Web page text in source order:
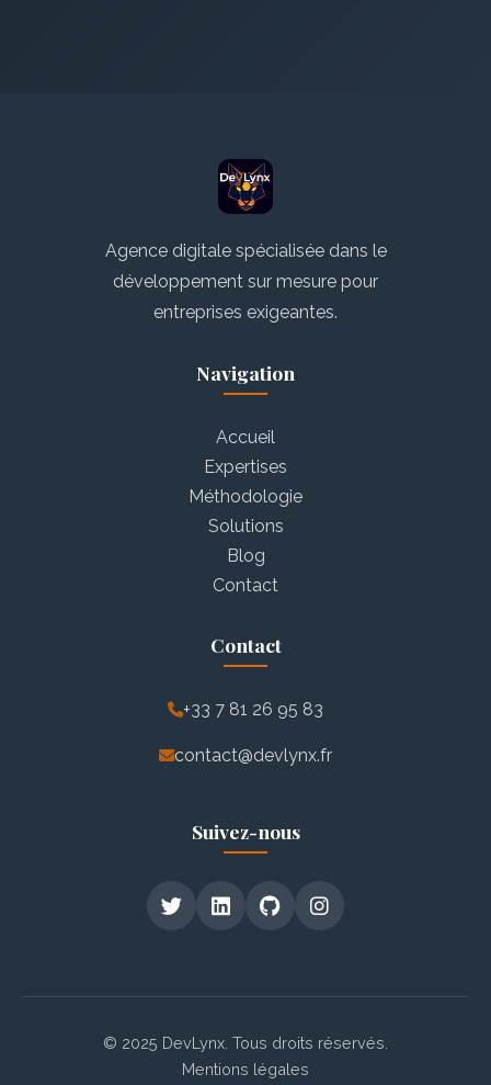
Agence digitale spécialisée dans le
développement sur mesure pour
entreprises exigeantes.
Navigation
Accueil
Expertises
Méthodologie
Solutions
Blog
Contact
Contact
+33 7 81 26 95 83
contact@devlynx.fr
Suivez-nous
© 2025 DevLynx. Tous droits réservés.
Mentions légales